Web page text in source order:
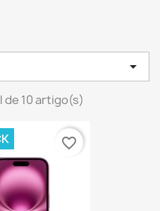

de 10 artigo(s)
favorite_border